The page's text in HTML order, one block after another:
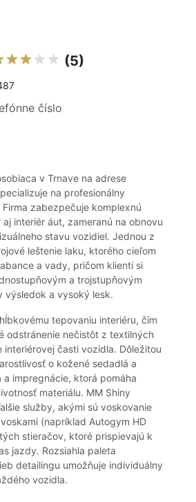
(5)
číslo
v Trnave na adrese
na profesionálny
zabezpečuje komplexnú
interiér áut, zameranú na obnovu
stavu vozidiel. Jednou z
leštenie laku, ktorého cieľom
a vady, pričom klienti si
a trojstupňovým
výsledok a vysoký lesk.
tepovaniu interiéru, čím
odstránenie nečistôt z textilných
interiérovej časti vozidla. Dôležitou
o kožené sedadlá a
impregnácie, ktorá pomáha
materiálu. MM Shiny
služby, akými sú voskovanie
(napríklad Autogym HD
stieračov, ktoré prispievajú k
jazdy. Rozsiahla paleta
detailingu umožňuje individuálny
vozidla.